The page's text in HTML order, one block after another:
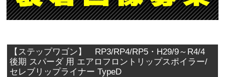
【ステップワゴン】 RP3/RP4/RP5・H29/9～R4/4
後期 スパーダ 用 エアロフロントリップスポイラー/
セレブリップライナー TypeD